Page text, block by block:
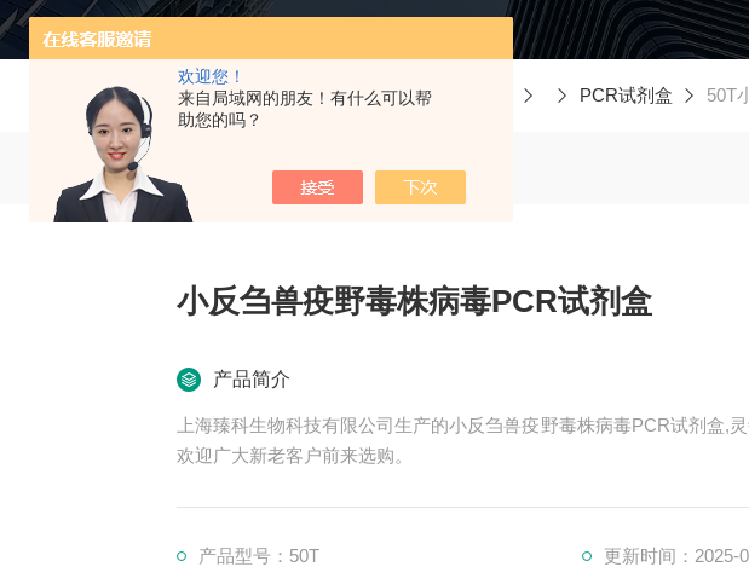
欢迎您！
来自局域网的朋友！有什么可以帮
助您的吗？
当前位置：首页 PCR试剂盒 50T
小反刍兽疫野毒株病毒PCR试剂盒
产品简介
上海臻科生物科技有限公司生产的小反刍兽疫野毒株病毒PCR试剂盒,
欢迎广大新老客户前来选购。
产品型号：50T 更新时间：2025-